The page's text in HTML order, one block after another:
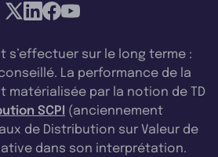
s’effectuer sur le long terme :
La performance de la
matérialisée par la notion de TD
SCPI (anciennement
de Distribution sur Valeur de
dans son interprétation.